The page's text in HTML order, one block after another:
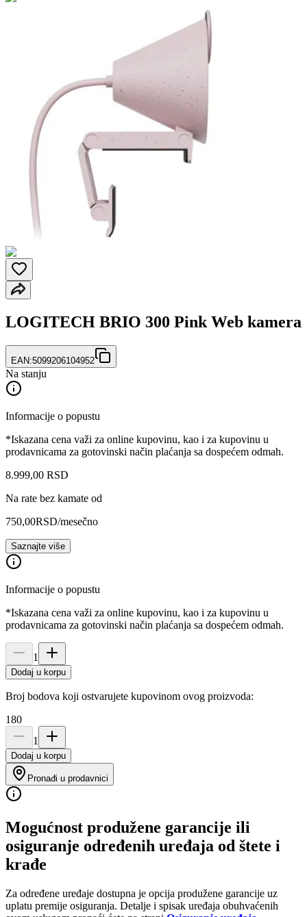
LOGITECH BRIO 300 Pink Web kamera
EAN:5099206104952
Na stanju
Informacije o popustu
*Iskazana cena važi za online kupovinu, kao i za kupovinu u
prodavnicama za gotovinski način plaćanja sa dospećem odmah.
8.999,00 RSD
Na rate bez kamate od
750,00RSD/mesečno
Saznajte više
Informacije o popustu
*Iskazana cena važi za online kupovinu, kao i za kupovinu u
prodavnicama za gotovinski način plaćanja sa dospećem odmah.
1
Dodaj u korpu
Broj bodova koji ostvarujete kupovinom ovog proizvoda:
180
1
Dodaj u korpu
Pronađi u prodavnici
Mogućnost produžene garancije ili
osiguranje određenih uređaja od štete i
krađe
Za određene uređaje dostupna je opcija produžene garancije uz
uplatu premije osiguranja. Detalje i spisak uređaja obuhvaćenih